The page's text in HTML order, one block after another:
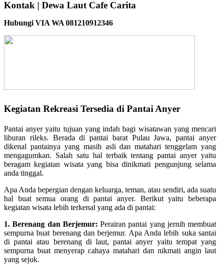
Kontak | Dewa Laut Cafe Carita
Hubungi VIA WA 081210912346
Kegiatan Rekreasi Tersedia di Pantai Anyer
Pantai anyer yaitu tujuan yang indah bagi wisatawan yang mencari
liburan rileks. Berada di pantai barat Pulau Jawa, pantai anyer
dikenal pantainya yang masih asli dan matahari tenggelam yang
mengagumkan. Salah satu hal terbaik tentang pantai anyer yaitu
beragam kegiatan wisata yang bisa dinikmati pengunjung selama
anda tinggal.
Apa Anda bepergian dengan keluarga, teman, atau sendiri, ada suatu
hal buat semua orang di pantai anyer. Berikut yaitu beberapa
kegiatan wisata lebih terkenal yang ada di pantai:
1. Berenang dan Berjemur: Perairan pantai yang jernih membuat
sempurna buat berenang dan berjemur. Apa Anda lebih suka santai
di pantai atau berenang di laut, pantai anyer yaitu tempat yang
sempurna buat menyerap cahaya matahari dan nikmati angin laut
yang sejuk.